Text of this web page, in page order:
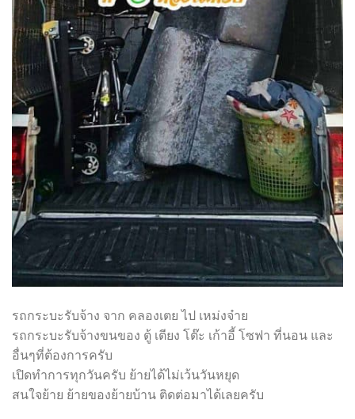
รถกระบะรับจ้าง จาก คลองเตย ไป เหม่งจ๋าย
รถกระบะรับจ้างขนของ ตู้ เตียง โต๊ะ เก้าอี้ โซฟา ที่นอน และ
อื่นๆที่ต้องการครับ
เปิดทำการทุกวันครับ ย้ายได้ไม่เว้นวันหยุด
สนใจย้าย ย้ายของย้ายบ้าน ติดต่อมาได้เลยครับ